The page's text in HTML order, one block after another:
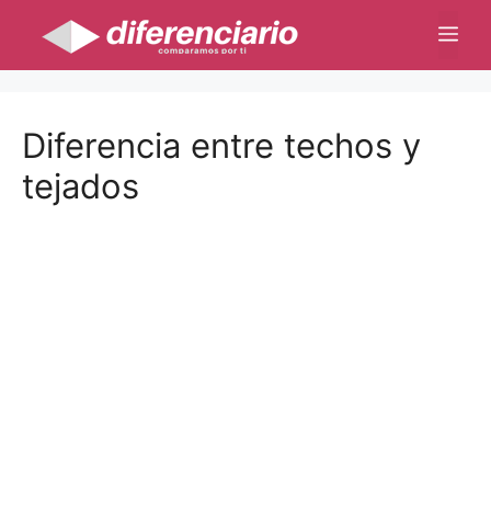
contenido
Diferencia entre techos y
tejados